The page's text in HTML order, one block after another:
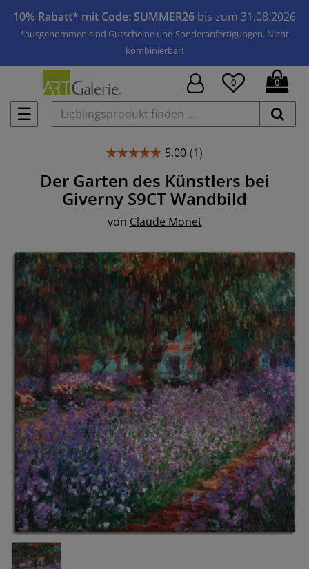
10% Rabatt* mit Code: SUMMER26 bis zum 31.08.2026
*ausgenommen sind Gutscheine und Sonderanfertigungen. Nicht
kombinierbar!
☰
0 0
Der Garten des Künstlers bei
Giverny S9CTWandbild
von Claude Monet